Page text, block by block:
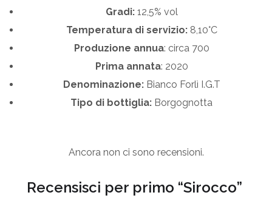
Gradi:12,5% vol
Temperatura di servizio:8,10°C
Produzione annua: circa 700
Prima annata: 2020
Denominazione:Bianco Forlì I.G.T
Tipo di bottiglia: Borgognotta
Ancora non ci sono recensioni.
Recensisci per primo “Sirocco”